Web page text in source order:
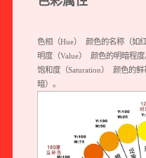
色相（Hue） 颜色的名称（如红
明度（Value） 颜色的明暗程度
饱和度（Saturation） 颜色的
暗）。